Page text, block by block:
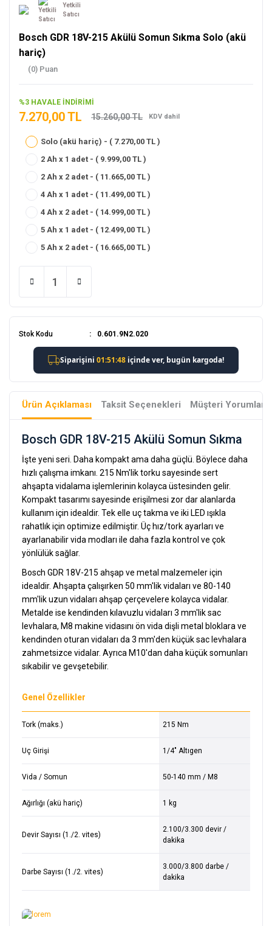
Stok Kodu 0.601.9N2.020
Yetkili
Satıcı
Bosch GDR 18V-215 Akülü Somun Sıkma Solo (akü
hariç)
(0) Puan
%3 HAVALE İNDİRİMİ
7.270,00 TL 15.260,00 TL KDV dahil
Solo (akü hariç) - ( 7.270,00 TL )
2 Ah x 1 adet - ( 9.999,00 TL )
2 Ah x 2 adet - ( 11.665,00 TL )
4 Ah x 1 adet - ( 11.499,00 TL )
4 Ah x 2 adet - ( 14.999,00 TL )
5 Ah x 1 adet - ( 12.499,00 TL )
5 Ah x 2 adet - ( 16.665,00 TL )
Ürün Açıklaması Taksit Seçenekleri Müşteri Yorumları
Bosch GDR 18V-215 Akülü Somun Sıkma
İşte yeni seri. Daha kompakt ama daha güçlü. Böylece daha
hızlı çalışma imkanı. 215 Nm'lik torku sayesinde sert
ahşapta vidalama işlemlerinin kolayca üstesinden gelir.
Kompakt tasarımı sayesinde erişilmesi zor dar alanlarda
kullanım için idealdir. Tek elle uç takma ve iki LED ışıkla
rahatlık için optimize edilmiştir. Üç hız/tork ayarları ve
ayarlanabilir vida modları ile daha fazla kontrol ve çok
yönlülük sağlar.
Bosch GDR 18V-215 ahşap ve metal malzemeler için
idealdir. Ahşapta çalışırken 50 mm'lik vidaları ve 80-140
mm'lik uzun vidaları ahşap çerçevelere kolayca vidalar.
Metalde ise kendinden kılavuzlu vidaları 3 mm'lik sac
levhalara, M8 makine vidasını ön vida dişli metal bloklara ve
kendinden oturan vidaları da 3 mm'den küçük sac levhalara
zahmetsizce vidalar. Ayrıca M10'dan daha küçük somunları
sıkabilir ve gevşetebilir.
Genel Özellikler
Tork (maks.) 215 Nm
Uç Girişi 1/4" Altıgen
Vida / Somun 50-140 mm / M8
Ağırlığı (akü hariç) 1 kg
Devir Sayısı (1./2. vites)
2.100/3.300 devir /
dakika
Darbe Sayısı (1./2. vites)
3.000/3.800 darbe /
dakika